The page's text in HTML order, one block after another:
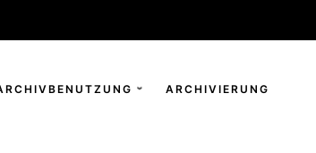
ARCHIVIERUNG